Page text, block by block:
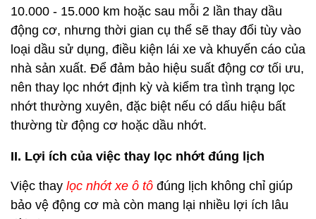
10.000 - 15.000 km hoặc sau mỗi 2 lần thay dầu
động cơ, nhưng thời gian cụ thể sẽ thay đổi tùy vào
loại dầu sử dụng, điều kiện lái xe và khuyến cáo của
nhà sản xuất. Để đảm bảo hiệu suất động cơ tối ưu,
nên thay lọc nhớt định kỳ và kiểm tra tình trạng lọc
nhớt thường xuyên, đặc biệt nếu có dấu hiệu bất
thường từ động cơ hoặc dầu nhớt.
II. Lợi ích của việc thay lọc nhớt đúng lịch
Việc thay lọc nhớt xe ô tô đúng lịch không chỉ giúp
bảo vệ động cơ mà còn mang lại nhiều lợi ích lâu